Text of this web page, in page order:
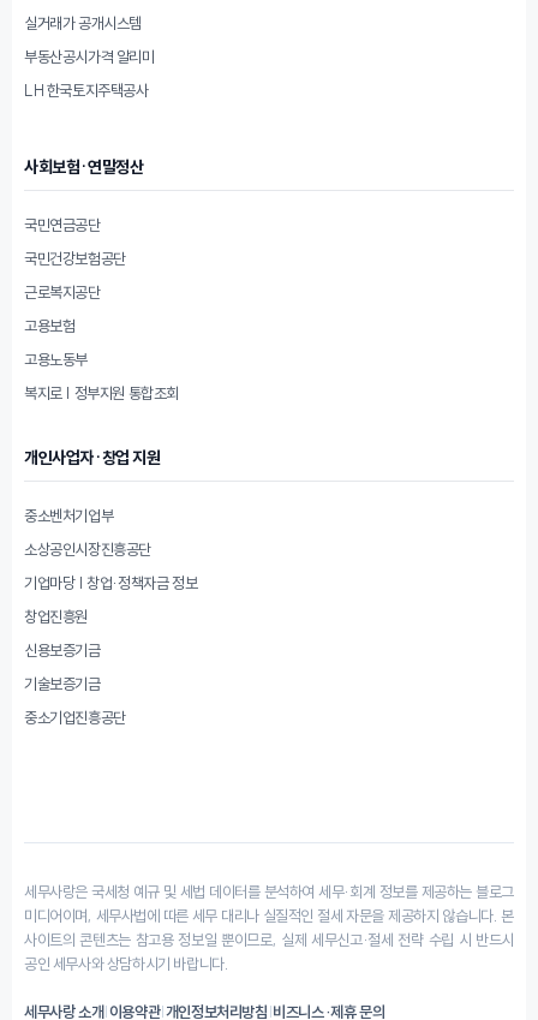
실거래가 공개시스템
부동산공시가격 알리미
LH 한국토지주택공사
사회보험·연말정산
국민연금공단
국민건강보험공단
근로복지공단
고용보험
고용노동부
복지로 | 정부지원 통합조회
개인사업자·창업 지원
중소벤처기업부
소상공인시장진흥공단
기업마당 | 창업·정책자금 정보
창업진흥원
신용보증기금
기술보증기금
중소기업진흥공단
세무사랑은 국세청 예규 및 세법 데이터를 분석하여 세무·회계 정보를 제공하는 블로그
미디어이며, 세무사법에 따른 세무 대리나 실질적인 절세 자문을 제공하지 않습니다. 본
사이트의 콘텐츠는 참고용 정보일 뿐이므로, 실제 세무신고·절세 전략 수립 시 반드시
공인 세무사와 상담하시기 바랍니다.
세무사랑 소개|이용약관|개인정보처리방침|비즈니스·제휴 문의